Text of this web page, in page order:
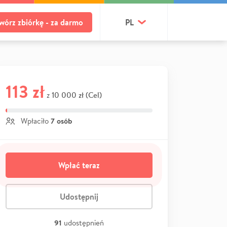
zbiórkę - za darmo PL
113 zł z 10 000 zł (Cel)
Wpłaciło 7 osób
Wpłać teraz
Udostępnij
91 udostępnień